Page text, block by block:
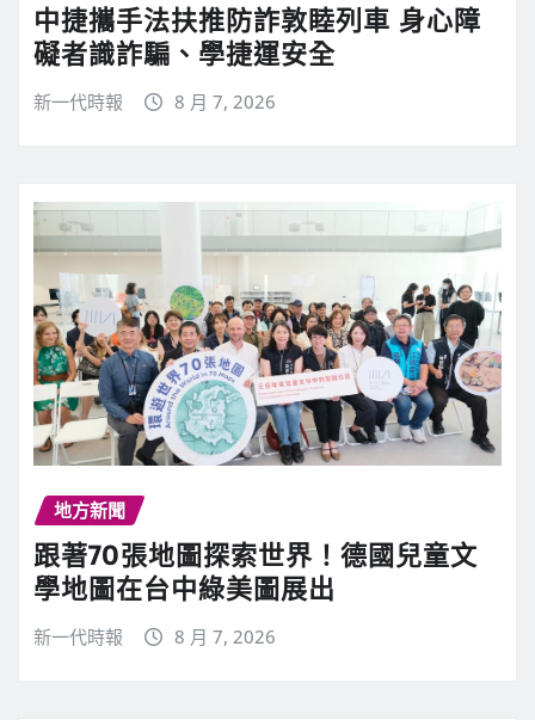
中捷攜手法扶推防詐敦睦列車 身心障
礙者識詐騙、學捷運安全
新一代時報 8 月 7, 2026
地方新聞
跟著70張地圖探索世界！德國兒童文
學地圖在台中綠美圖展出
新一代時報 8 月 7, 2026